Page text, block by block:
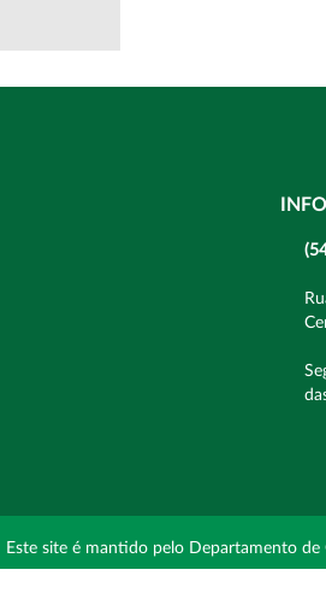
Este site é mantido pelo Departamento